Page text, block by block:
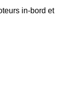
in-bord et